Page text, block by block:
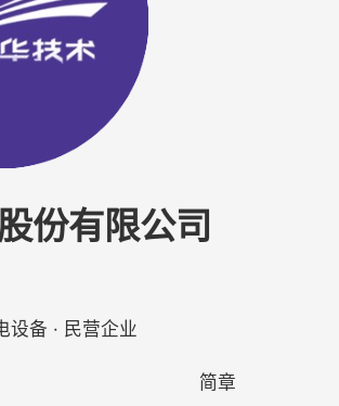
份有限公司
设备 · 民营企业
简章